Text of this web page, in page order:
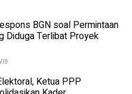
BGN soal Permintaan
Diduga Terlibat Proyek
Ketua PPP